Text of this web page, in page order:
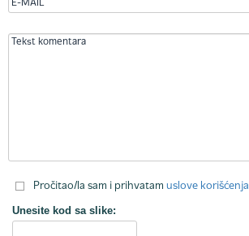
Pročitao/la sam i prihvatam uslove korišćenja
Unesite kod sa slike: